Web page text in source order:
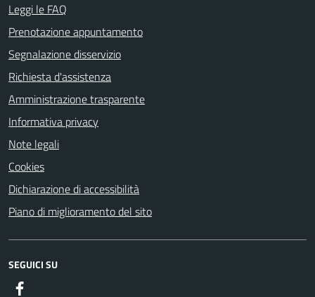
Leggi le FAQ
Prenotazione appuntamento
Segnalazione disservizio
Richiesta d'assistenza
Amministrazione trasparente
Informativa privacy
Note legali
Cookies
Dichiarazione di accessibilità
Piano di miglioramento del sito
SEGUICI SU